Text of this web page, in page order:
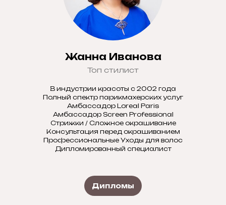
Жанна Иванова
Топ стилист
В индустрии красоты с 2002 года
Полный спектр парикмахерских услуг
Амбассадор Loreal Paris
Амбассадор Screen Professional
Стрижки / Сложное окрашивание
Консультация перед окрашиванием
Профессиональные Уходы для волос
Дипломированный специалист
Дипломы